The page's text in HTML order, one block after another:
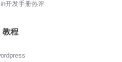
开发手册热评
教程